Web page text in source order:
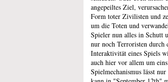
angepeiltes Ziel,
Form toter Zivilisten und
um die Toten und
Spieler nun alles in Schutt
nur noch Terroristen durch
Interaktivität eines Spiels
auch hier vor allem um
Spielmechanismus lässt